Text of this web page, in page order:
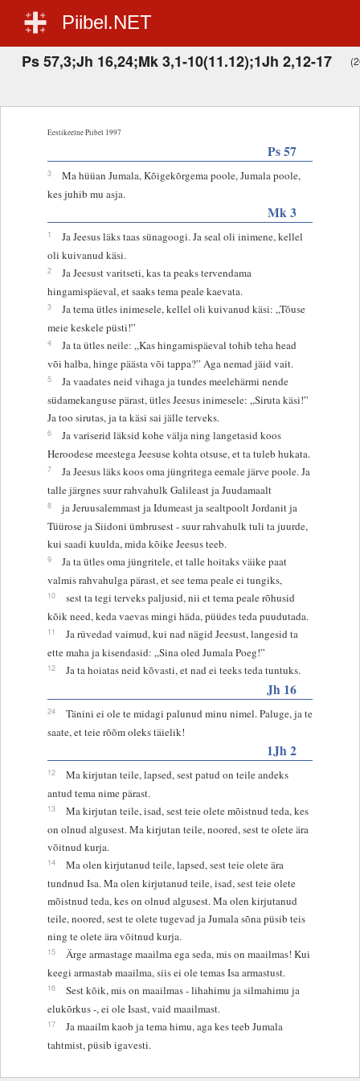
Piibel.NET
Ps 57,3;Jh 16,24;Mk 3,1-10(11.12);1Jh 2,12-17
Eestikeelne Piibel 1997
Ps 57
3
Ma hüüan Jumala, Kõigekõrgema poole, Jumala poole,
kes juhib mu asja.
Mk 3
1
Ja Jeesus läks taas sünagoogi. Ja seal oli inimene, kellel
oli kuivanud käsi.
2
Ja Jeesust varitseti, kas ta peaks tervendama
hingamispäeval, et saaks tema peale kaevata.
3
Ja tema ütles inimesele, kellel oli kuivanud käsi: „Tõuse
meie keskele püsti!”
4
Ja ta ütles neile: „Kas hingamispäeval tohib teha head
või halba, hinge päästa või tappa?” Aga nemad jäid vait.
5
Ja vaadates neid vihaga ja tundes meelehärmi nende
südamekanguse pärast, ütles Jeesus inimesele: „Siruta käsi!”
Ja too sirutas, ja ta käsi sai jälle terveks.
6
Ja variserid läksid kohe välja ning langetasid koos
Heroodese meestega Jeesuse kohta otsuse, et ta tuleb hukata.
7
Ja Jeesus läks koos oma jüngritega eemale järve poole. Ja
talle järgnes suur rahvahulk Galileast ja Juudamaalt
8
ja Jeruusalemmast ja Idumeast ja sealtpoolt Jordanit ja
Tüürose ja Siidoni ümbrusest - suur rahvahulk tuli ta juurde,
kui saadi kuulda, mida kõike Jeesus teeb.
9
Ja ta ütles oma jüngritele, et talle hoitaks väike paat
valmis rahvahulga pärast, et see tema peale ei tungiks,
10
sest ta tegi terveks paljusid, nii et tema peale rõhusid
kõik need, keda vaevas mingi häda, püüdes teda puudutada.
11
Ja rüvedad vaimud, kui nad nägid Jeesust, langesid ta
ette maha ja kisendasid: „Sina oled Jumala Poeg!”
12 Ja ta hoiatas neid kõvasti, et nad ei teeks teda tuntuks.
Jh 16
24
Tänini ei ole te midagi palunud minu nimel. Paluge, ja te
saate, et teie rõõm oleks täielik!
1Jh 2
12
Ma kirjutan teile, lapsed, sest patud on teile andeks
antud tema nime pärast.
13
Ma kirjutan teile, isad, sest teie olete mõistnud teda, kes
on olnud algusest. Ma kirjutan teile, noored, sest te olete ära
võitnud kurja.
14
Ma olen kirjutanud teile, lapsed, sest teie olete ära
tundnud Isa. Ma olen kirjutanud teile, isad, sest teie olete
mõistnud teda, kes on olnud algusest. Ma olen kirjutanud
teile, noored, sest te olete tugevad ja Jumala sõna püsib teis
ning te olete ära võitnud kurja.
15
Ärge armastage maailma ega seda, mis on maailmas! Kui
keegi armastab maailma, siis ei ole temas Isa armastust.
16
Sest kõik, mis on maailmas - lihahimu ja silmahimu ja
elukõrkus -, ei ole Isast, vaid maailmast.
17
Ja maailm kaob ja tema himu, aga kes teeb Jumala
tahtmist, püsib igavesti.